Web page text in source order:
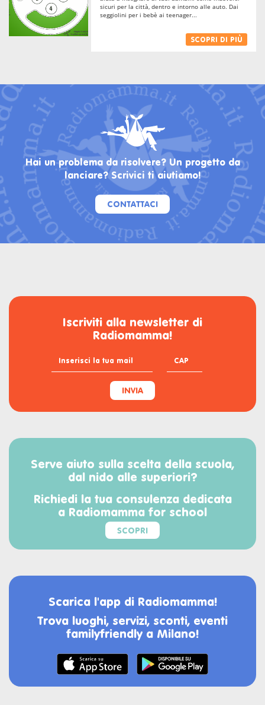
sicuri per la città, dentro e intorno alle auto. Dai
seggiolini per i bebè ai teenager...
SCOPRI DI PIÙ
Hai un problema da risolvere? Un progetto da
lanciare? Scrivici ti aiutiamo!
CONTATTACI
Iscriviti alla newsletter di
Radiomamma!
INVIA
Serve aiuto sulla scelta della scuola,
dal nido alle superiori?
Richiedi la tua consulenza dedicata
a Radiomamma for school
SCOPRI
Scarica l'app di Radiomamma!
Trova luoghi, servizi, sconti, eventi
familyfriendly a Milano!